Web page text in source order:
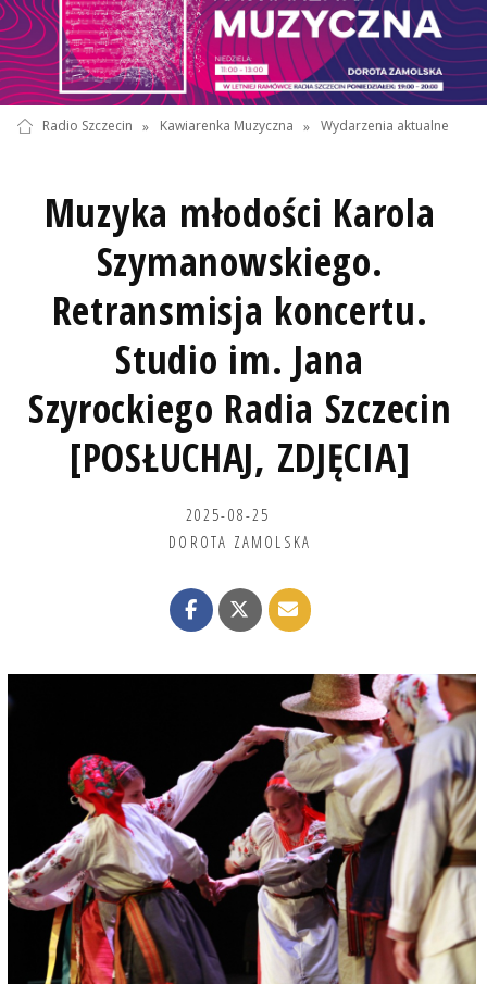
Radio Szczecin » Kawiarenka Muzyczna » Wydarzenia aktualne
Muzyka młodości Karola
Szymanowskiego.
Retransmisja koncertu.
Studio im. Jana
Szyrockiego Radia Szczecin
[POSŁUCHAJ, ZDJĘCIA]
2025-08-25
DOROTA ZAMOLSKA